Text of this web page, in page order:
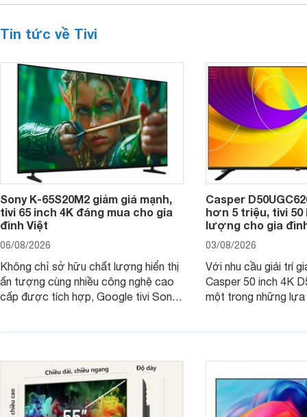
Tin tức về Tivi
Sony K-65S20M2 giảm giá mạnh,
tivi 65 inch 4K đáng mua cho gia
đình Việt
06/08/2026
Không chỉ sở hữu chất lượng hiển thị
ấn tượng cùng nhiều công nghệ cao
cấp được tích hợp, Google tivi Sony
Casper
hơn 5 triệu, tivi 50
lượng cho gia
03/08/2026
Với nhu cầu giải trí
Casper 50 inch 4K
một trong những lựa